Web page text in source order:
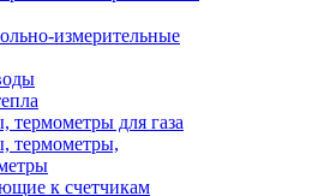
измерительные
термометры для газа
термометры,
к счетчикам